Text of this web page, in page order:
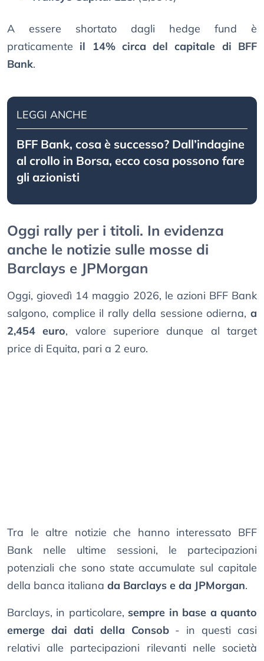
A essere shortato dagli hedge fund è
praticamente il 14% circa del capitale di BFF
Bank.
LEGGI ANCHE
BFF Bank, cosa è successo? Dall’indagine
al crollo in Borsa, ecco cosa possono fare
gli azionisti
Oggi rally per i titoli. In evidenza
anche le notizie sulle mosse di
Barclays e JPMorgan
Oggi, giovedì 14 maggio 2026, le azioni BFF Bank
salgono, complice il rally della sessione odierna, a
2,454 euro, valore superiore dunque al target
price di Equita, pari a 2 euro.
Tra le altre notizie che hanno interessato BFF
Bank nelle ultime sessioni, le partecipazioni
potenziali che sono state accumulate sul capitale
della banca italiana da Barclays e da JPMorgan.
Barclays, in particolare, sempre in base a quanto
emerge dai dati della Consob- in questi casi
relativi alle partecipazioni rilevanti nelle società